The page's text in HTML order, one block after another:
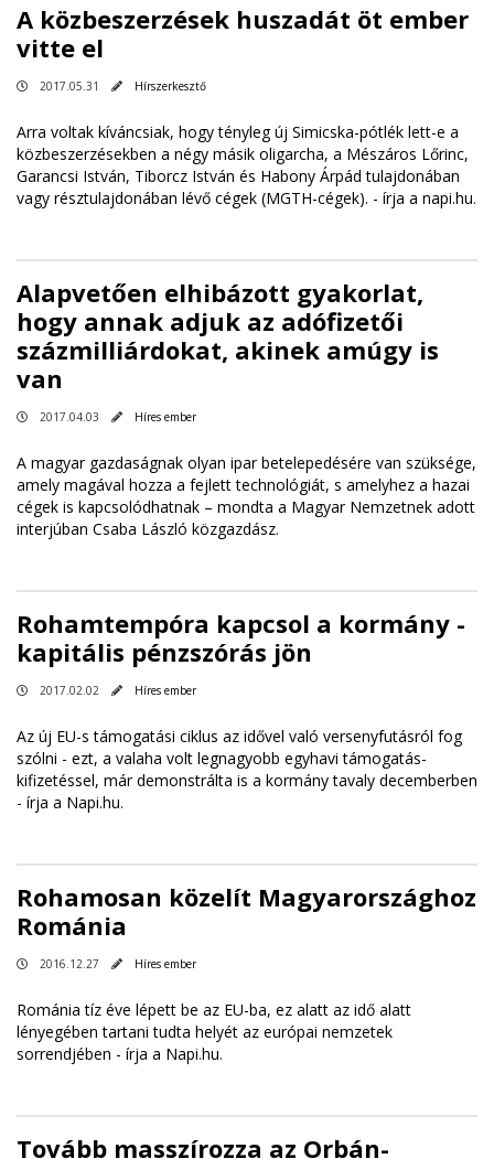
A közbeszerzések huszadát öt ember
vitte el
2017.05.31 Hírszerkesztő
Arra voltak kíváncsiak, hogy tényleg új Simicska-pótlék lett-e a
közbeszerzésekben a négy másik oligarcha, a Mészáros Lőrinc,
Garancsi István, Tiborcz István és Habony Árpád tulajdonában
vagy résztulajdonában lévő cégek (MGTH-cégek). - írja a napi.hu.
Alapvetően elhibázott gyakorlat,
hogy annak adjuk az adófizetői
százmilliárdokat, akinek amúgy is
van
2017.04.03 Híres ember
A magyar gazdaságnak olyan ipar betelepedésére van szüksége,
amely magával hozza a fejlett technológiát, s amelyhez a hazai
cégek is kapcsolódhatnak – mondta a Magyar Nemzetnek adott
interjúban Csaba László közgazdász.
Rohamtempóra kapcsol a kormány -
kapitális pénzszórás jön
2017.02.02 Híres ember
Az új EU-s támogatási ciklus az idővel való versenyfutásról fog
szólni - ezt, a valaha volt legnagyobb egyhavi támogatás-
kifizetéssel, már demonstrálta is a kormány tavaly decemberben
- írja a Napi.hu.
Rohamosan közelít Magyarországhoz
Románia
2016.12.27 Híres ember
Románia tíz éve lépett be az EU-ba, ez alatt az idő alatt
lényegében tartani tudta helyét az európai nemzetek
sorrendjében - írja a Napi.hu.
Tovább masszírozza az Orbán-